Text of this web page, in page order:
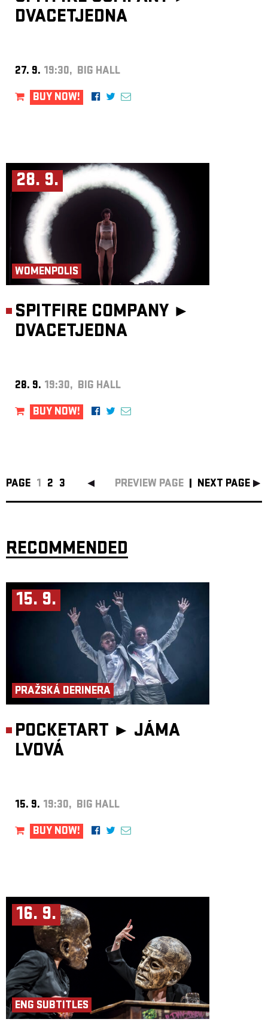
DVACETJEDNA
27. 9. 19:30, BIG HALL
BUY NOW!
28. 9.
WOMENPOLIS
SPITFIRE COMPANY ►
DVACETJEDNA
28. 9. 19:30, BIG HALL
BUY NOW!
PAGE 1 2 3 PREVIEW PAGE NEXT PAGE
RECOMMENDED
15. 9.
PRAŽSKÁ DERINERA
POCKETART ► JÁMA
LVOVÁ
15. 9. 19:30, BIG HALL
BUY NOW!
16. 9.
ENG SUBTITLES